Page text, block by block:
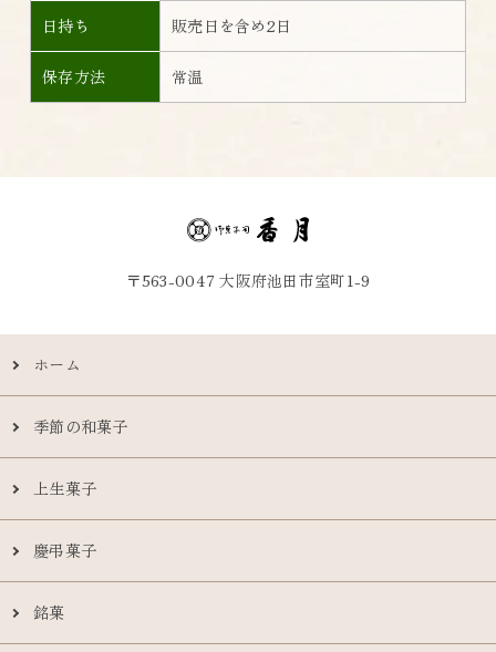
日持ち 販売日を含め2日
保存方法 常温
〒563-0047 大阪府池田市室町1-9
ホーム
季節の和菓子
上生菓子
慶弔菓子
銘菓